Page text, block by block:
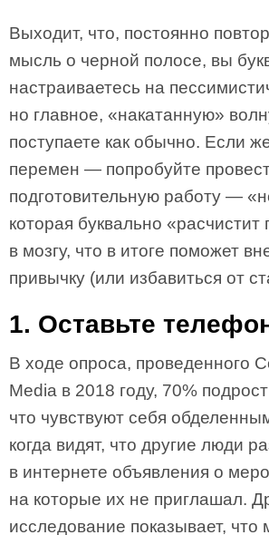
Выходит, что, постоянно
мысль о черной полосе, вы
настраиваетесь на
но главное, «накатанную»
поступаете как обычно. Если
перемен — попробуйте
подготовительную работу —
которая буквально «расчистит
в мозгу, что в итоге поможет
привычку (или избавиться от
1. Оставьте
В ходе опроса, проведенного
Media в 2018 году, 70%
что чувствуют себя
когда видят, что другие люди
в интернете объявления о
на которые их не приглашал.
исследование показывает,